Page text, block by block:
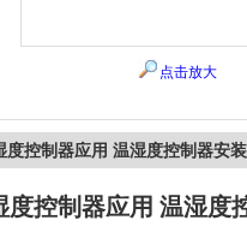
点击放大
度控制器应用 温湿度控制器安
度控制器应用 温湿度